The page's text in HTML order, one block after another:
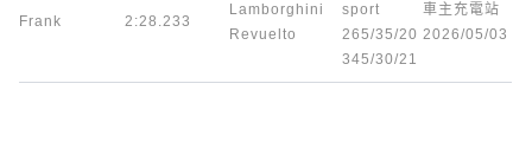
Frank 2:28.233
Lamborghini
Revuelto
sport
265/35/20
345/30/21
車主充電站
2026/05/03